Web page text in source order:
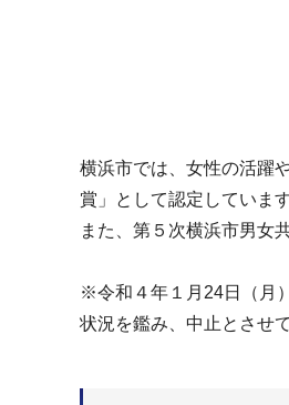
横浜市では、女性の活躍
賞」として認定していま
また、第５次横浜市男女
※令和４年１月24日（月
状況を鑑み、中止とさせ